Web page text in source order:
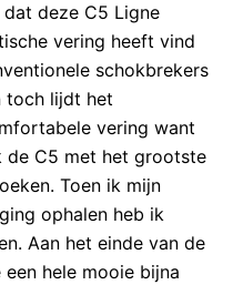
deze C5 Ligne
vering heeft vind
schokbrekers
toch lijdt het
vering want
de C5 met het grootste
Toen ik mijn
ophalen heb ik
Aan het einde van de
hele mooie bijna